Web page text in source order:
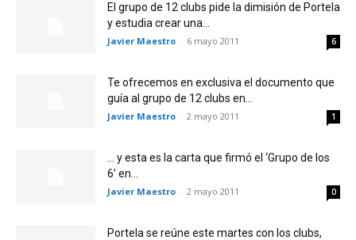
El grupo de 12 clubs pide la dimisión de Portela
y estudia crear una...
Javier Maestro - 6 mayo 2011 6
Te ofrecemos en exclusiva el documento que
guía al grupo de 12 clubs en...
Javier Maestro - 2 mayo 2011 1
… y esta es la carta que firmó el ‘Grupo de los
6’ en...
Javier Maestro - 2 mayo 2011 0
Portela se reúne este martes con los clubs,